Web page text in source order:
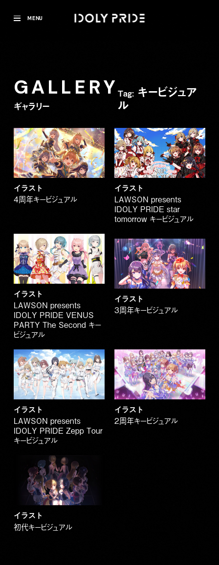
MENU
GALLERY
ギャラリー
Tag: キービジュア
ル
イラスト
4周年キービジュアル
イラスト
LAWSON presents
IDOLY PRIDE star
tomorrow キービジュアル
イラスト
LAWSON presents
IDOLY PRIDE VENUS
PARTY The Second キー
ビジュアル
イラスト
3周年キービジュアル
イラスト
LAWSON presents
IDOLY PRIDE Zepp Tour
キービジュアル
イラスト
2周年キービジュアル
イラスト
初代キービジュアル